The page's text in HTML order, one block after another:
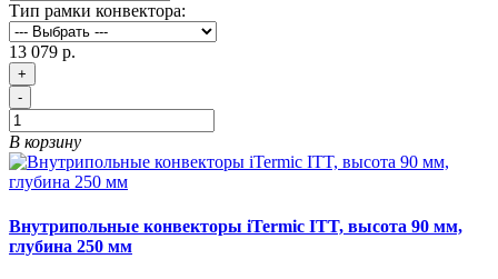
Тип рамки конвектора:
13 079 р.
+
-
В корзину
Внутрипольные конвекторы iTermic ITT, высота 90 мм,
глубина 250 мм